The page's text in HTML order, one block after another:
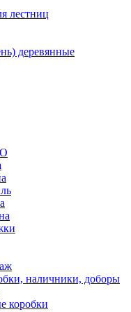
лестниц
деревянные
наличники, доборы
коробки